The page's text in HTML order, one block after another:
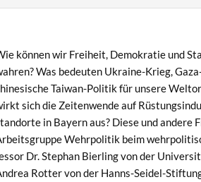
kön­nen wir Frei­heit, Demokratie und
Was bedeuten Ukraine-Krieg,
Tai­wan-Poli­tik für unsere
sich die Zeit­en­wende auf
in Bay­ern aus? Diese und andere
Wehrpoli­tik beim
Dr. Stephan Bier­ling von der
Rot­ter von der Hanns-Sei­del-